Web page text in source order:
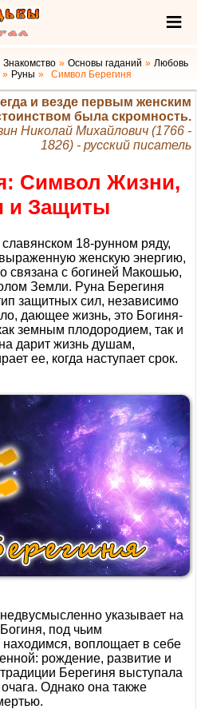
Знакомство Основы гаданий
Любовь
Руны
Символ Берегиня
и везде первым женским
была скромность.
Николай Михайлович (1766 -
1826) - русский писатель
Символ Жизни,
и Защиты
18-рунном ряду,
женскую энергию,
связана с богиней Макошью,
Земли. Руна Берегиня
защитных сил, независимо
дающее жизнь, это Богиня-
земным плодородием, так и
дарит жизнь душам,
ее, когда наступает срок.
указывает на
под чьим
воплощает в себе
рождение, развитие и
Берегиня выступала
Однако она также